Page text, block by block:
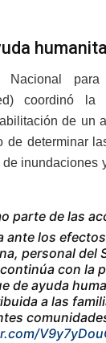
Nacional
coordinó
de un
de determinar
inundaciones
parte de las
ante los
personal del
continúa con la
de ayuda
a las